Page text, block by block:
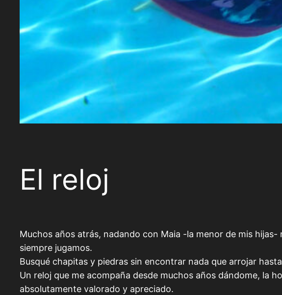
El reloj
Muchos años atrás, nadando con Maia -la menor de mis
siempre jugamos.
Busqué chapitas y piedras sin encontrar nada que arrojar
Un reloj que me acompaña desde muchos años dándome, la
absolutamente valorado y apreciado.